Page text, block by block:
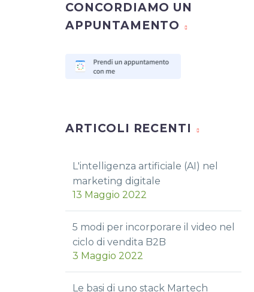
CONCORDIAMO UN
APPUNTAMENTO
ARTICOLI RECENTI
L'intelligenza artificiale (AI) nel
marketing digitale
13 Maggio 2022
5 modi per incorporare il video nel
ciclo di vendita B2B
3 Maggio 2022
Le basi di uno stack Martech